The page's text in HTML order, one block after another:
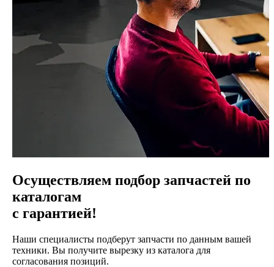
Осуществляем подбор запчастей по
каталогам
с гарантией!
Наши специалисты подберут запчасти по данным вашей
техники. Вы получите вырезку из каталога для
согласования позиций.